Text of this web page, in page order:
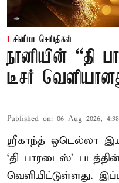
சினிமா செய்திகள்
நானியின் “தி
டீசர்
Published on: 06 Aug 2026,
ஸ்ரீகாந்த் ஒடெல்லா
‘தி பாரடைஸ்’
வெளியிட்டுள்ளது.